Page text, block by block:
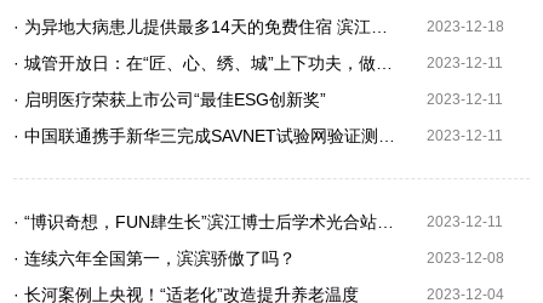
2023-12-18
2023-12-11
· 启明医疗荣获上市公司“最佳ESG创新奖” 2023-12-11
2023-12-11
2023-12-11
· 连续六年全国第一，滨滨骄傲了吗？ 2023-12-08
· 长河案例上央视！“适老化”改造提升养老温度 2023-12-04